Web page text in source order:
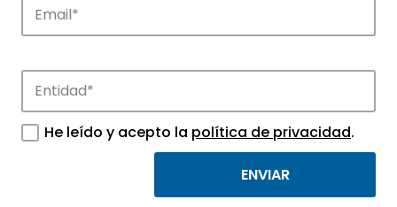
innovación en los parques de APTE.
Waka Solutions CB
INFORMACIÓN, INFORMÁTICA Y
He leído y acepto la política de privacidad.